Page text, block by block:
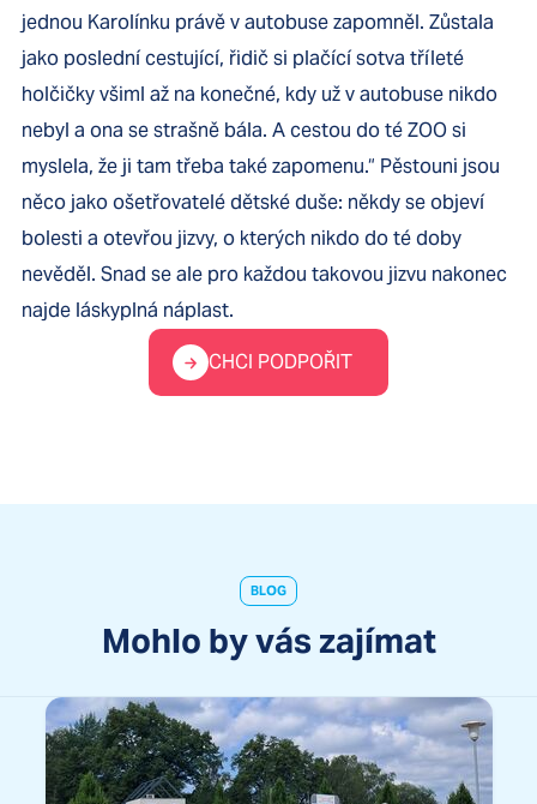
jednou Karolínku právě v autobuse zapomněl. Zůstala
jako poslední cestující, řidič si plačící sotva tříleté
holčičky všiml až na konečné, kdy už v autobuse nikdo
nebyl a ona se strašně bála. A cestou do té ZOO si
myslela, že ji tam třeba také zapomenu.“ Pěstouni jsou
něco jako ošetřovatelé dětské duše: někdy se objeví
bolesti a otevřou jizvy, o kterých nikdo do té doby
nevěděl. Snad se ale pro každou takovou jizvu nakonec
najde láskyplná náplast.
CHCI PODPOŘIT
BLOG
Mohlo by vás zajímat